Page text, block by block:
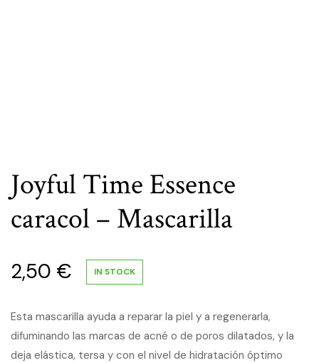
Joyful Time Essence
caracol – Mascarilla
2,50 € IN STOCK
Esta mascarilla ayuda a reparar la piel y a regenerarla,
difuminando las marcas de acné o de poros dilatados, y la
deja elástica, tersa y con el nivel de hidratación óptimo